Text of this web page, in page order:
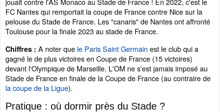
FC Nantes qui remportait la coupe de France contre Nice sur la
pelouse du Stade de France. Les "canaris" de Nantes ont affronté
Toulouse pour la finale 2023 au stade de France.
Chiffres : A noter que le Paris Saint Germain est le club qui a
gagné le de plus victoires en Coupe de France (15 victoires)
devant l'Olympique de Marseille. L'OM ne s'est jamais imposé au
Stade de France en finale de la Coupe de France (au contraire de
la coupe de la Ligue).
Pratique : où dormir près du Stade ?